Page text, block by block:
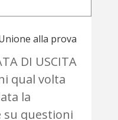
alla prova
DI USCITA
qual volta
la
su questioni